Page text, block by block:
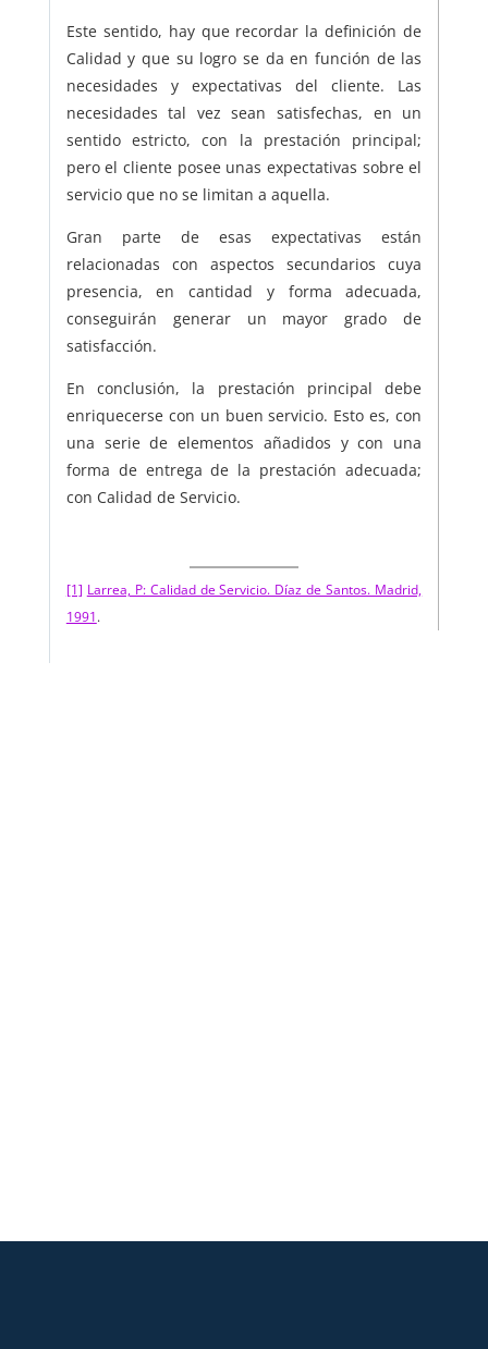
Este sentido, hay que recordar la definición de
Calidad y que su logro se da en función de las
necesidades y expectativas del cliente. Las
necesidades tal vez sean satisfechas, en un
sentido estricto, con la prestación principal;
pero el cliente posee unas expectativas sobre el
servicio que no se limitan a aquella.
Gran parte de esas expectativas están
relacionadas con aspectos secundarios cuya
presencia, en cantidad y forma adecuada,
conseguirán generar un mayor grado de
satisfacción.
En conclusión, la prestación principal debe
enriquecerse con un buen servicio. Esto es, con
una serie de elementos añadidos y con una
forma de entrega de la prestación adecuada;
con Calidad de Servicio.
[1] Larrea, P: Calidad de Servicio. Díaz de Santos. Madrid,
1991.